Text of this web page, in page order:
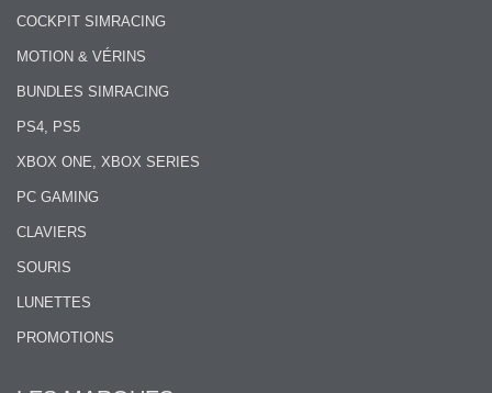
COCKPIT SIMRACING
MOTION & VÉRINS
BUNDLES SIMRACING
PS4, PS5
XBOX ONE, XBOX SERIES
PC GAMING
CLAVIERS
SOURIS
LUNETTES
PROMOTIONS